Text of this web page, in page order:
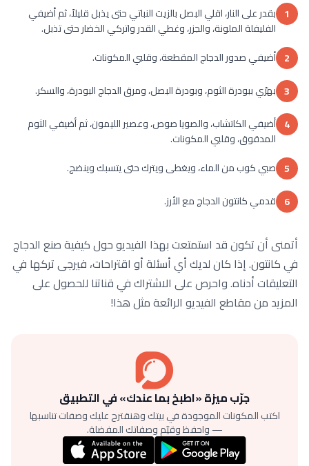
1 بقدر على النار، اقلي البصل بالزيت النباتي حتى يذبل قليلاً، ثم أضيفي
الفليفلة الملونة، والجزر، وغطي القدر واتركي الخضار حتى تذبل.
2 أضيفي صدور الدجاج المقطعة، وقلبي المكونات.
3 بهرّي ببودرة الثوم، وبودرة البصل، ومرق الدجاج البودرة، والسكر.
4 أضيفي الكاتشاب، والصويا صوص، وعصير الليمون، ثم أضيفي الثوم
المدقوق، وقلبي المكونات.
5 صبي كوب من الماء، ويغطى ويترك حتى يتسبك وينضج.
6 قدمي كانتون الدجاج مع الأرز.
أتمنى أن تكون قد استمتعت بهذا الفيديو حول كيفية صنع الدجاج
في كانتون. إذا كان لديك أي أسئلة أو اقتراحات، فيرجى تركها في
التعليقات أدناه. واحرص على الاشتراك في قناتنا للحصول على
المزيد من مقاطع الفيديو الرائعة مثل هذا!
جرّب ميزة «اطبخ بما عندك» في التطبيق
اكتب المكونات الموجودة في بيتك وهنقترح عليك وصفات تناسبها
— واحفظ وقيّم وصفاتك المفضلة.